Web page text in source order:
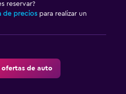
reservar?
de precios para realizar un
ofertas de auto